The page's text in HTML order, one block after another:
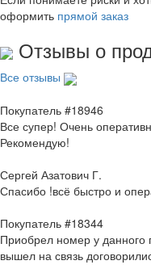
оформить прямой заказ
Отзывы о
Все отзывы
Покупатель #18946
Все супер! Очень
Рекомендую!
Сергей Азатович Г.
Спасибо !всё быстро и
Покупатель #18344
Приобрел номер у данного
вышел на связь